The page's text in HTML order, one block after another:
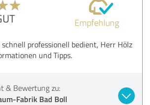
Empfehlung
professionell bedient, Herr Hölz
und Tipps.
& Bewertung zu:
Fabrik Bad Boll